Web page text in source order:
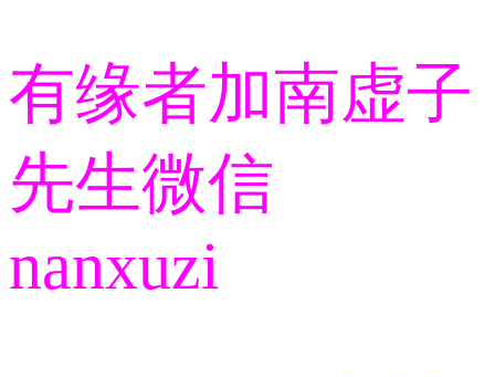
有缘者加南虚子
先生微信
nanxuzi